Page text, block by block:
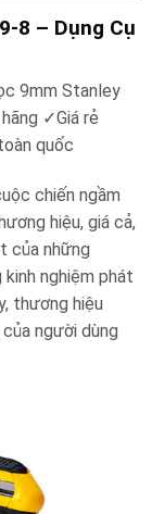
8 – Dụng Cụ
9mm Stanley
✓Giá rẻ
quốc
chiến ngầm
hiệu, giá cả,
của những
nghiệm phát
thương hiệu
người dùng